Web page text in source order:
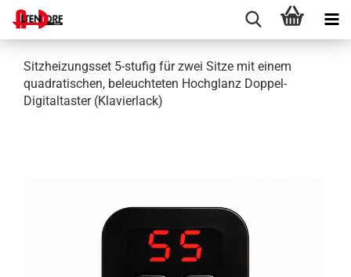
Sitzheizungsset 5-stufig für zwei Sitze mit einem
quadratischen, beleuchteten Hochglanz Doppel-
Digitaltaster (Klavierlack)